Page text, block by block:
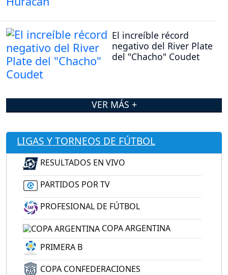
El increíble récord
negativo del River Plate
del "Chacho" Coudet
VER MÁS +
LIGAS Y TORNEOS DE FÚTBOL
RESULTADOS EN VIVO
PARTIDOS POR TV
PROFESIONAL DE FÚTBOL
COPA ARGENTINA
PRIMERA B
COPA CONFEDERACIONES